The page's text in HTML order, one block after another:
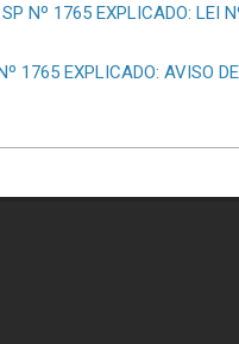
Nº 1765 EXPLICADO: LEI
1765 EXPLICADO: AVISO